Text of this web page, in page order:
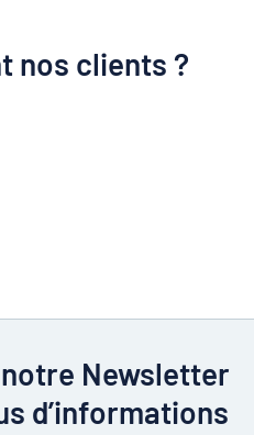
nos clients ?
Newsletter
d’informations